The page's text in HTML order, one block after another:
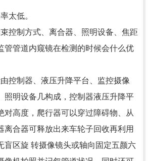
太低。
控制方式、离合器、照明设备、焦距
管管道内窥镜在检测的时候会什么优
控制器、液压升降平台、监控摄像
照明设备几构成，控制器液压升降平
对高度，爬行器可以穿过障碍物、从
离合器可释放出来车轮子回收再利用
盲区旋 转摄像镜头或轴向固定五颜六